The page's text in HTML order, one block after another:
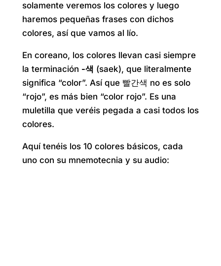
solamente veremos los colores y luego
haremos pequeñas frases con dichos
colores, así que vamos al lío.
En coreano, los colores llevan casi siempre
la terminación -색 (saek), que literalmente
significa “color”. Así que 빨간색 no es solo
“rojo”, es más bien “color rojo”. Es una
muletilla que veréis pegada a casi todos los
colores.
Aquí tenéis los 10 colores básicos, cada
uno con su mnemotecnia y su audio: